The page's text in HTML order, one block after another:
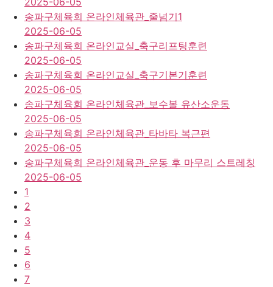
송파구체육회 온라인체육관_줄넘기1
2025-06-05
송파구체육회 온라인교실_축구리프팅훈련
2025-06-05
송파구체육회 온라인교실_축구기본기훈련
2025-06-05
송파구체육회 온라인체육관_보수볼 유산소운동
2025-06-05
송파구체육회 온라인체육관_타바타 복근편
2025-06-05
송파구체육회 온라인체육관_운동 후 마무리 스트레칭
2025-06-05
1
2
3
4
5
6
7